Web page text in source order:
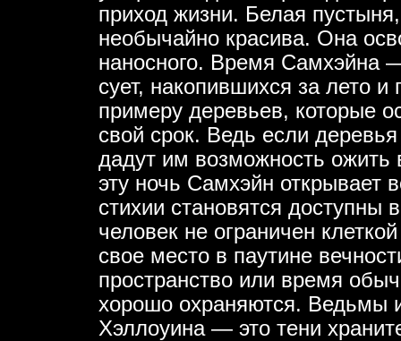
приход жизни. Белая
необычайно красива. Она
наносного. Время Самхэйна
сует, накопившихся за лето
примеру деревьев, которые
свой срок. Ведь если
дадут им возможность ожить
эту ночь Самхэйн открывает
стихии становятся
человек не ограничен
свое место в паутине
пространство или время
хорошо охраняются. Ведьмы
Хэллоуина — это тени